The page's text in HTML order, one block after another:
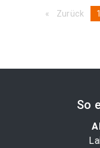
Zurück page1
So